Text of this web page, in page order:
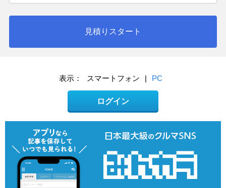
見積りスタート
表示： スマートフォン | PC
ログイン